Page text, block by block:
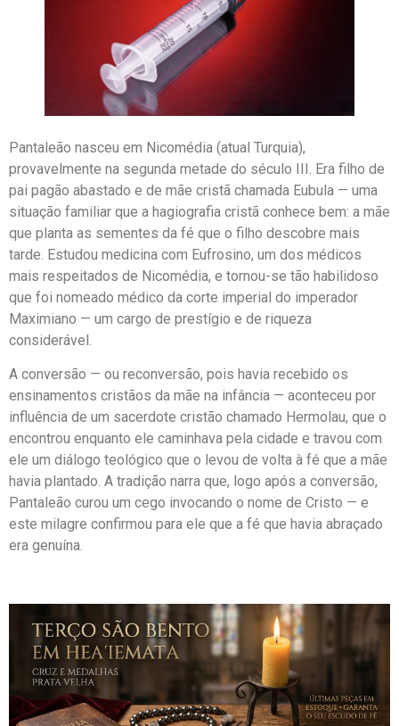
Pantaleão nasceu em Nicomédia (atual Turquia),
provavelmente na segunda metade do século III. Era filho de
pai pagão abastado e de mãe cristã chamada Eubula — uma
situação familiar que a hagiografia cristã conhece bem: a mãe
que planta as sementes da fé que o filho descobre mais
tarde. Estudou medicina com Eufrosino, um dos médicos
mais respeitados de Nicomédia, e tornou-se tão habilidoso
que foi nomeado médico da corte imperial do imperador
Maximiano — um cargo de prestígio e de riqueza
considerável.
A conversão — ou reconversão, pois havia recebido os
ensinamentos cristãos da mãe na infância — aconteceu por
influência de um sacerdote cristão chamado Hermolau, que o
encontrou enquanto ele caminhava pela cidade e travou com
ele um diálogo teológico que o levou de volta à fé que a mãe
havia plantado. A tradição narra que, logo após a conversão,
Pantaleão curou um cego invocando o nome de Cristo — e
este milagre confirmou para ele que a fé que havia abraçado
era genuína.